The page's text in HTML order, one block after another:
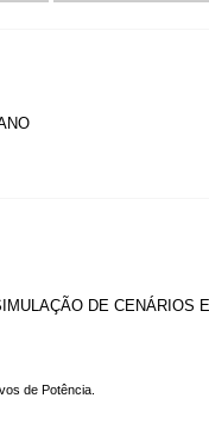
DE CENÁRIOS
de Potência.